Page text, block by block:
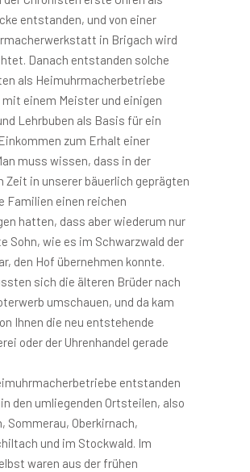
entstanden, und von einer
in Brigach wird
Danach entstanden solche
als Heimuhrmacherbetriebe
einem Meister und einigen
Lehrbuben als Basis für ein
zum Erhalt einer
muss wissen, dass in der
Zeit in unserer bäuerlich geprägten
Familien einen reichen
hatten, dass aber wiederum nur
Sohn, wie es im Schwarzwald der
den Hof übernehmen konnte.
sich die älteren Brüder nach
umschauen, und da kam
Ihnen die neu entstehende
oder der Uhrenhandel gerade
entstanden
den umliegenden Ortsteilen, also
Sommerau, Oberkirnach,
und im Stockwald. Im
waren aus der frühen